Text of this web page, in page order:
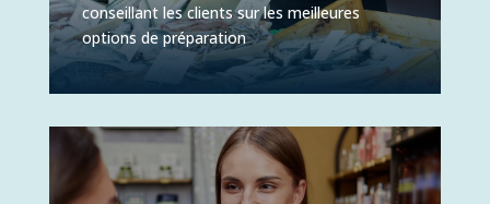
conseillant les clients sur les meilleures
options de préparation